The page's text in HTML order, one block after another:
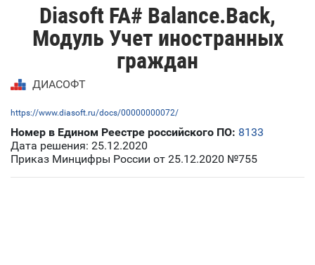
Diasoft FA# Balance.Back,
Модуль Учет иностранных
граждан
ДИАСОФТ
https://www.diasoft.ru/docs/00000000072/
Номер в Едином Реестре российского ПО: 8133
Дата решения: 25.12.2020
Приказ Минцифры России от 25.12.2020 №755